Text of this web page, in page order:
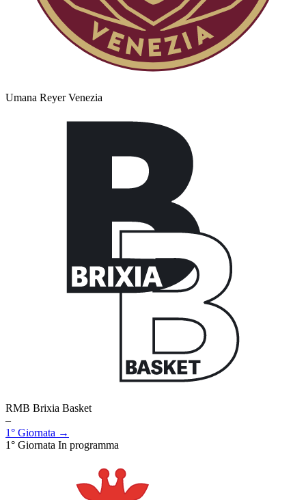
Umana Reyer Venezia
RMB Brixia Basket
–
1° Giornata →
1° Giornata In programma